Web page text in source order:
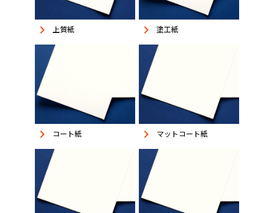
keyboard_arrow_right 上質紙 keyboard_arrow_right 塗工紙
keyboard_arrow_right コート紙 keyboard_arrow_right マットコート紙